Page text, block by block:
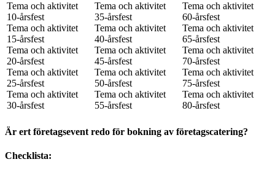
Tema och aktivitet
10-årsfest
Tema och aktivitet
15-årsfest
Tema och aktivitet
20-årsfest
Tema och aktivitet
25-årsfest
Tema och aktivitet
30-årsfest
Tema och aktivitet
35-årsfest
Tema och aktivitet
40-årsfest
Tema och aktivitet
45-årsfest
Tema och aktivitet
50-årsfest
Tema och aktivitet
55-årsfest
Tema och aktivitet
60-årsfest
Tema och aktivitet
65-årsfest
Tema och aktivitet
70-årsfest
Tema och aktivitet
75-årsfest
Tema och aktivitet
80-årsfest
Är ert företagsevent redo för bokning av företagscatering?
Checklista: